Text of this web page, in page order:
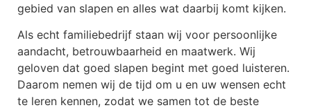
gebied van slapen en alles wat daarbij komt kijken.
Als echt familiebedrijf staan wij voor persoonlijke
aandacht, betrouwbaarheid en maatwerk. Wij
geloven dat goed slapen begint met goed luisteren.
Daarom nemen wij de tijd om u en uw wensen echt
te leren kennen, zodat we samen tot de beste